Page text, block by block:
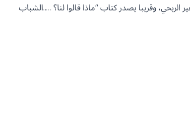
وقريبا يصدر كتاب “ماذا قالوا لنا؟ …..الشباب